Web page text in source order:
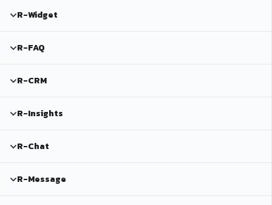
R-Widget
R-FAQ
R-CRM
R-Insights
R-Chat
R-Message